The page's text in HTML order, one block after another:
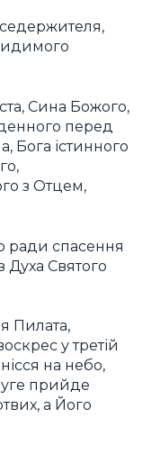
Сина Божого,
перед
Бога істинного
з Отцем,
ради спасення
Духа Святого
Пилата,
у третій
на небо,
прийде
а Його